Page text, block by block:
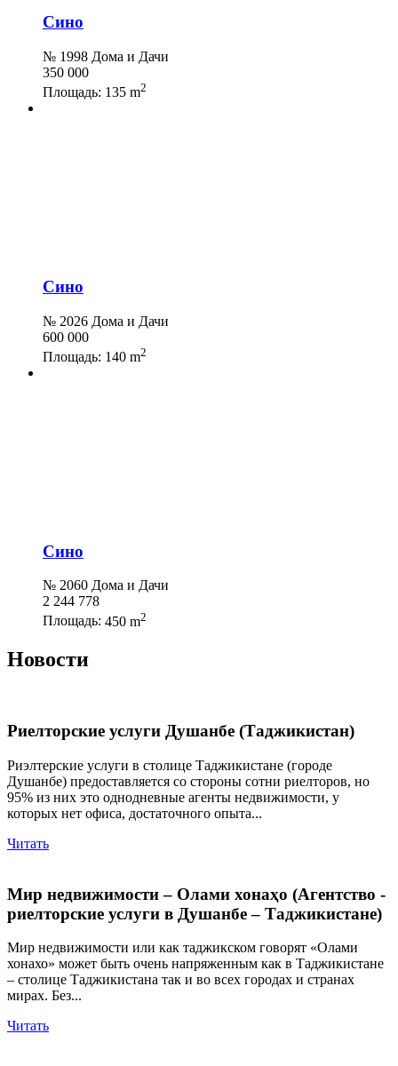
Сино
№ 1998 Дома и Дачи
350 000
Площадь: 135 m2
Сино
№ 2026 Дома и Дачи
600 000
Площадь: 140 m2
Сино
№ 2060 Дома и Дачи
2 244 778
Площадь: 450 m2
Новости
Риелторские услуги Душанбе (Таджикистан)
Риэлтерские услуги в столице Таджикистане (городе
Душанбе) предоставляется со стороны сотни риелторов, но
95% из них это однодневные агенты недвижимости, у
которых нет офиса, достаточного опыта...
Читать
Мир недвижимости – Олами хонаҳо (Агентство -
риелторские услуги в Душанбе – Таджикистане)
Мир недвижимости или как таджикском говорят «Олами
хонахо» может быть очень напряженным как в Таджикистане
– столице Таджикистана так и во всех городах и странах
мирах. Без...
Читать